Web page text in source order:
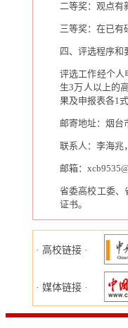
二等奖：观点有
三等奖：在已有
四、评选程序和
评选工作经个人
生3万人以上的
果及申报表各1
邮寄地址：烟台
联系人：李海兆
邮箱：
省委高校工委、
证书。
· 高校链接 ·
· 媒体链接 ·